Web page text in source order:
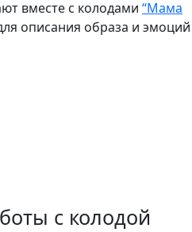
вместе с колодами “Мама
описания образа и эмоций
с колодой